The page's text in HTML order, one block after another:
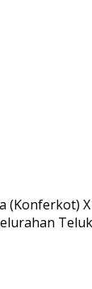
(Konferkot)